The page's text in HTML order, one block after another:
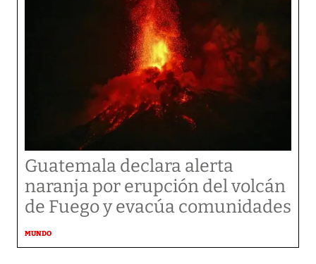
Guatemala declara alerta
naranja por erupción del volcán
de Fuego y evacúa comunidades
MUNDO